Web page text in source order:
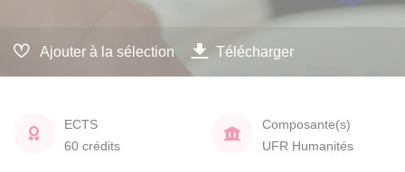
Ajouter à la sélection Télécharger
ECTS
60 crédits
Composante(s)
UFR Humanités